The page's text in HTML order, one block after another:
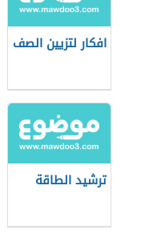
افكار لتزيين الصف
ترشيد الطاقة